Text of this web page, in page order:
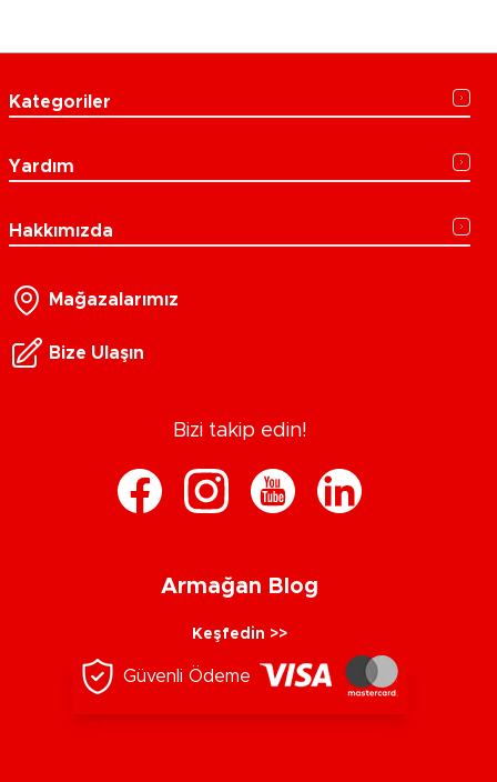
Kategoriler
Yardım
Hakkımızda
Mağazalarımız
Bize Ulaşın
Bizi takip edin!
Armağan Blog
Keşfedin >>
Güvenli Ödeme